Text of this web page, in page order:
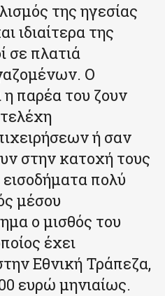
της ηγεσίας
ιδιαίτερα της
σε πλατιά
Ο
παρέα του ζουν
ή σαν
στην κατοχή τους
πολύ
μέσου
ο μισθός του
έχει
Εθνική Τράπεζα,
ευρώ μηνιαίως.